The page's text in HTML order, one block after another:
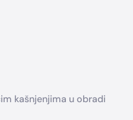
kašnjenjima u obradi